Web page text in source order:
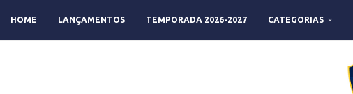
HOME LANÇAMENTOS TEMPORADA 2026-2027 CATEGORIAS